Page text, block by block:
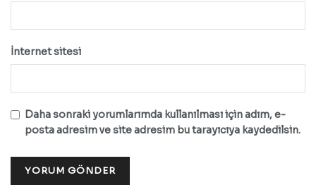
İnternet sitesi
Daha sonraki yorumlarımda kullanılması için adım, e-
posta adresim ve site adresim bu tarayıcıya kaydedilsin.